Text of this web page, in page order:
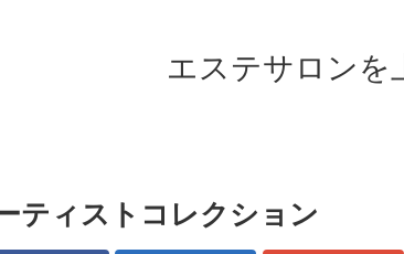
エステサロンを
ティストコレクション